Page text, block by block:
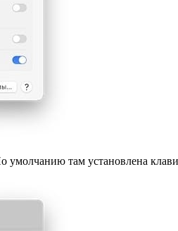
умолчанию там установлена